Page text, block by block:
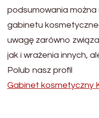
podsumowania
gabinetu
uwagę zarówno
jak i wrażenia innych,
Polub nasz profil
Gabinet kosmetyczny